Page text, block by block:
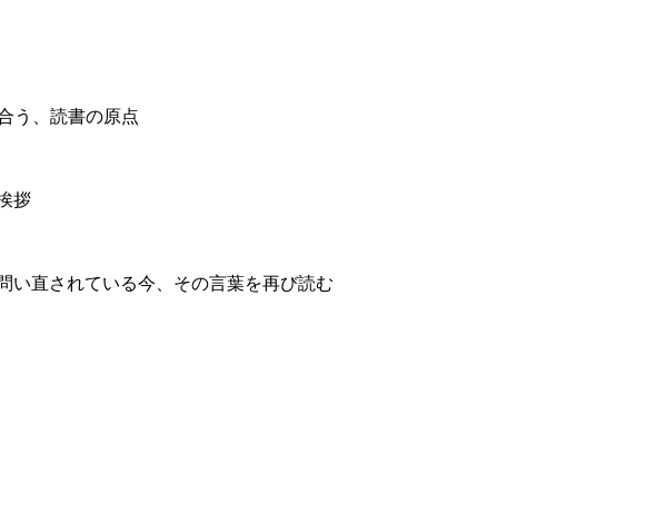
う、読書の原点
拶
い直されている今、その言葉を再び読む